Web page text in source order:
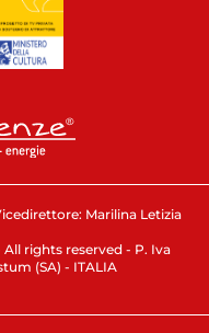
Marilina Letizia
All rights reserved - P. Iva
(SA) - ITALIA